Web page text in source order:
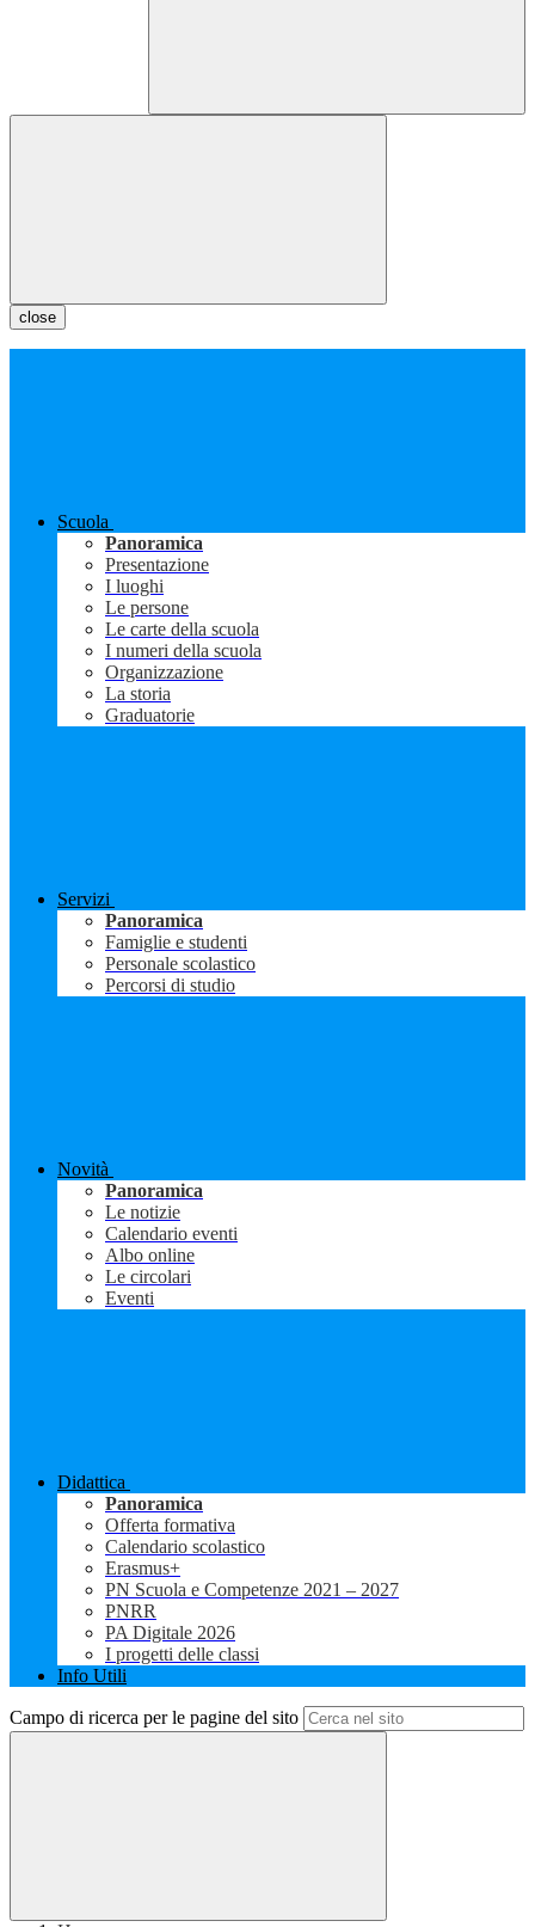
close
Scuola
Panoramica
Presentazione
I luoghi
Le persone
Le carte della scuola
I numeri della scuola
Organizzazione
La storia
Graduatorie
Servizi
Panoramica
Famiglie e studenti
Personale scolastico
Percorsi di studio
Novità
Panoramica
Le notizie
Calendario eventi
Albo online
Le circolari
Eventi
Didattica
Panoramica
Offerta formativa
Calendario scolastico
Erasmus+
PN Scuola e Competenze 2021 – 2027
PNRR
PA Digitale 2026
I progetti delle classi
Info Utili
Campo di ricerca per le pagine del sito